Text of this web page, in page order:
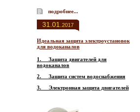
подробнее...
31.01. 2017
Идеальная защита электроустановок
для водоканалов
1. Защита двигателей для
водоканалов
2. Защита систем водоснабжения
3. Электронная защита двигателей